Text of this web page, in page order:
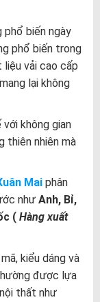
phổ biến ngày
phổ biến trong
liệu vải cao cấp
lại không
không gian
thiên nhiên mà
Maiphân
như Anh, Bỉ,
( Hàng xuất
kiểu dáng và
được lựa
thất như